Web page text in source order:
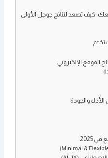
الموقع الإلكتروني
والجودة
2025